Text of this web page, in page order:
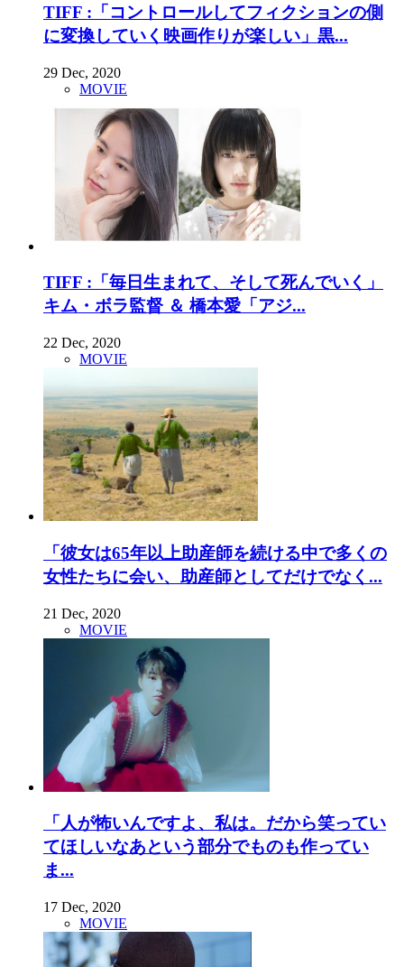
TIFF :「コントロールしてフィクションの側
に変換していく映画作りが楽しい」黒...
29 Dec, 2020
MOVIE
TIFF :「毎日生まれて、そして死んでいく」
キム・ボラ監督 ＆ 橋本愛「アジ...
22 Dec, 2020
MOVIE
「彼女は65年以上助産師を続ける中で多くの
女性たちに会い、助産師としてだけでなく...
21 Dec, 2020
MOVIE
「人が怖いんですよ、私は。だから笑ってい
てほしいなあという部分でものも作ってい
ま...
17 Dec, 2020
MOVIE